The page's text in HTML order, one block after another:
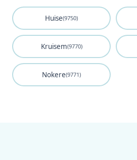
Huise(9750)
Kruisem(9770)
Nokere(9771)